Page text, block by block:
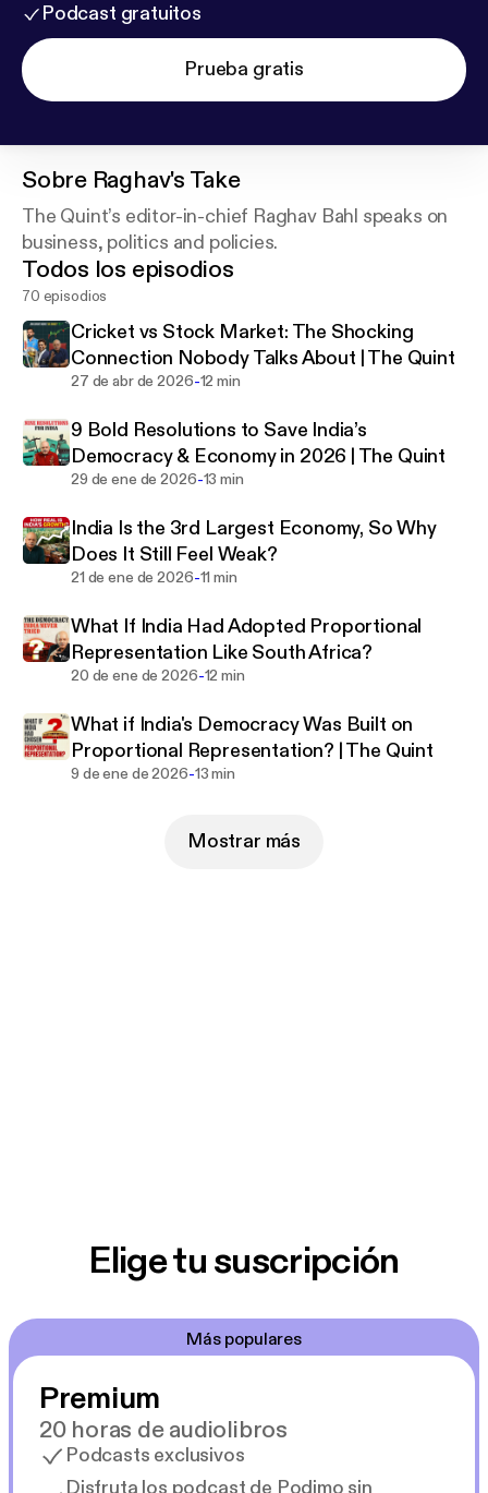
Podcast gratuitos
Prueba gratis
Sobre Raghav's Take
The Quint’s editor-in-chief Raghav Bahl speaks on
business, politics and policies.
Todos los episodios
70 episodios
Cricket vs Stock Market: The Shocking
Connection Nobody Talks About | The Quint
27 de abr de 2026-12 min
9 Bold Resolutions to Save India’s
Democracy & Economy in 2026 | The Quint
29 de ene de 2026-13 min
India Is the 3rd Largest Economy, So Why
Does It Still Feel Weak?
21 de ene de 2026-11 min
What If India Had Adopted Proportional
Representation Like South Africa?
20 de ene de 2026-12 min
What if India's Democracy Was Built on
Proportional Representation? | The Quint
9 de ene de 2026-13 min
Mostrar más
Elige tu suscripción
Más populares
Premium
20 horas de audiolibros
Podcasts exclusivos